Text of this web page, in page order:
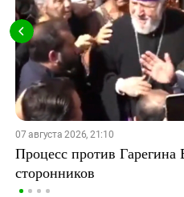
07 августа 2026, 21:10
Процесс против Гарегина
сторонников